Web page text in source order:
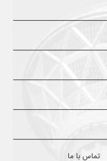
تماس با ما